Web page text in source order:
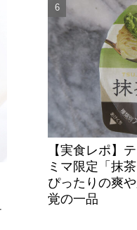
【実食レポ】
ミマ限定「抹
ぴったりの爽
覚の一品